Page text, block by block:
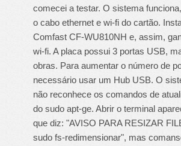
comecei a testar. O sistema
o cabo ethernet e wi-fi do cartão.
Comfast CF-WU810NH e, assim,
wi-fi. A placa possui 3 portas USB,
obras. Para aumentar o número de
necessário usar um Hub USB. O
não reconhece os comandos de
do sudo apt-ge. Abrir o terminal
que diz: "AVISO PARA RESIZAR
sudo fs-redimensionar", mas